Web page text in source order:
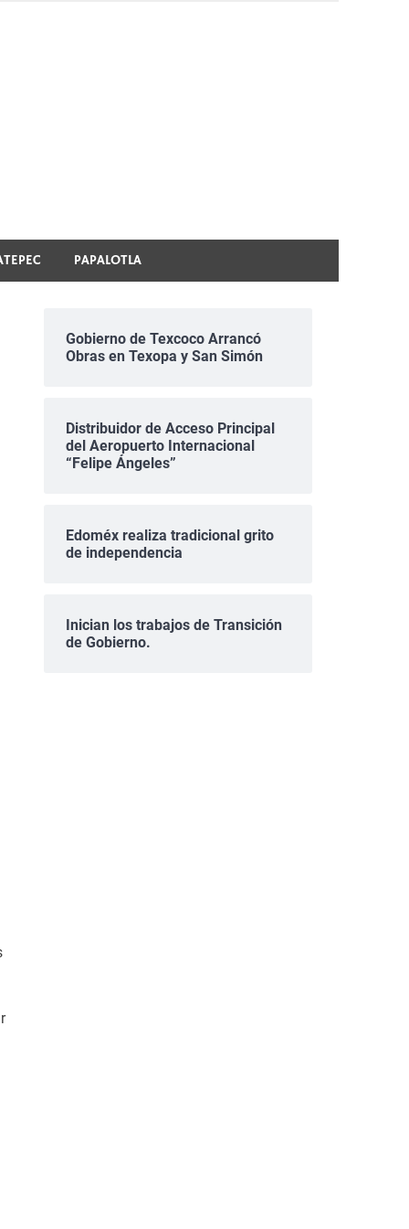
PAPALOTLA
Gobierno de Texcoco Arrancó
Obras en Texopa y San Simón
Distribuidor de Acceso Principal
del Aeropuerto Internacional
“Felipe Ángeles”
Edoméx realiza tradicional grito
de independencia
Inician los trabajos de Transición
de Gobierno.